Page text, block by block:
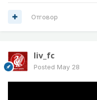
Отговор
liv_fc
Posted May 28